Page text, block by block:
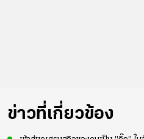
ข่าวที่เกี่ยวข้อง